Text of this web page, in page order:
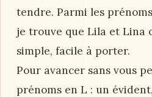
tendre. Parmi les
je trouve que Lila et Lina
simple, facile à porter.
Pour avancer sans vous
prénoms en L : un